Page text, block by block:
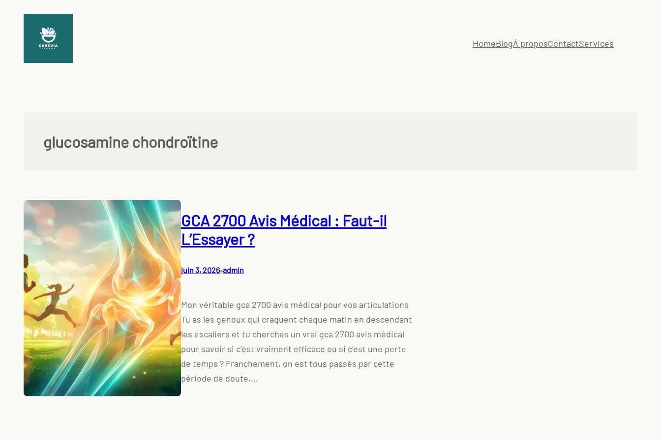
HomeBlogÀ proposContactServices
glucosamine chondroïtine
GCA 2700 Avis Médical : Faut-il
L’Essayer ?
juin 3, 2026•admin
Mon véritable gca 2700 avis médical pour vos articulations
Tu as les genoux qui craquent chaque matin en descendant
les escaliers et tu cherches un vrai gca 2700 avis médical
pour savoir si c’est vraiment efficace ou si c’est une perte
de temps ? Franchement, on est tous passés par cette
période de doute,…